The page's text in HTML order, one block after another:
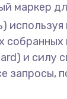
маркер
и силу
запросы,